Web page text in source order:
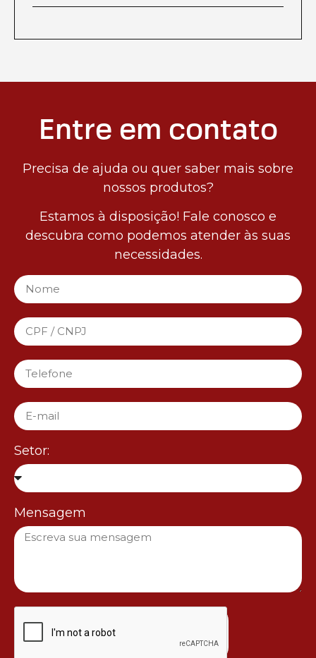
Entre em contato
Precisa de ajuda ou quer saber mais sobre
nossos produtos?
Estamos à disposição! Fale conosco e
descubra como podemos atender às suas
necessidades.
Setor:
Mensagem